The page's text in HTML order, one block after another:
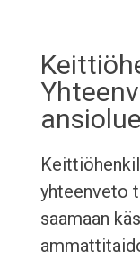
yhteenveto
saamaan